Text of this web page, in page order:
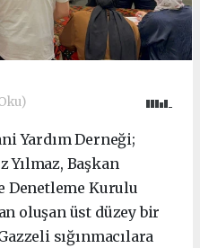
Yardım Derneği;
Yılmaz, Başkan
Denetleme Kurulu
oluşan üst düzey bir
sığınmacılara